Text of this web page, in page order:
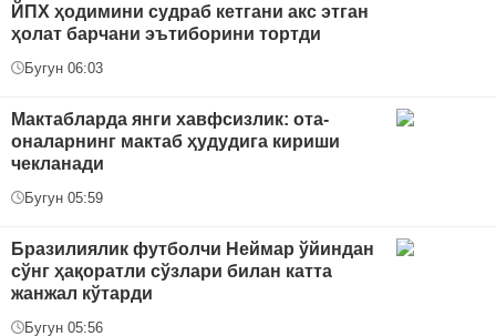
ЙПХ ҳодимини судраб кетгани акс этган
ҳолат барчани эътиборини тортди
Бугун 06:03
Мактабларда янги хавфсизлик: ота-
оналарнинг мактаб ҳудудига кириши
чекланади
Бугун 05:59
Бразилиялик футболчи Неймар ўйиндан
сўнг ҳақоратли сўзлари билан катта
жанжал кўтарди
Бугун 05:56